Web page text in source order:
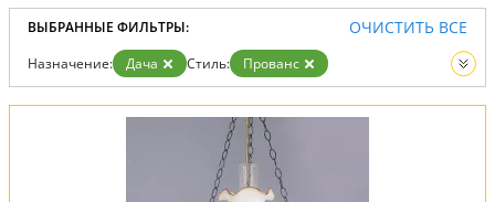
ВЫБРАННЫЕ ФИЛЬТРЫ: ОЧИСТИТЬ ВСЕ
Назначение: Дача Стиль:
Прованс
Вид:
Светильники